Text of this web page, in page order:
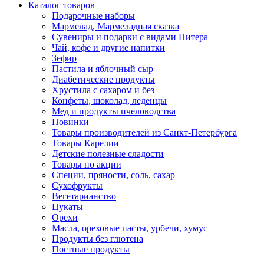
Каталог товаров
Подарочные наборы
Мармелад, Мармеладная сказка
Сувениры и подарки с видами Питера
Чай, кофе и другие напитки
Зефир
Пастила и яблочный сыр
Диабетические продукты
Хрустила с сахаром и без
Конфеты, шоколад, леденцы
Мед и продукты пчеловодства
Новинки
Товары производителей из Санкт-Петербурга
Товары Карелии
Детские полезные сладости
Товары по акции
Специи, пряности, соль, сахар
Сухофрукты
Вегетарианство
Цукаты
Орехи
Масла, ореховые пасты, урбечи, хумус
Продукты без глютена
Постные продукты